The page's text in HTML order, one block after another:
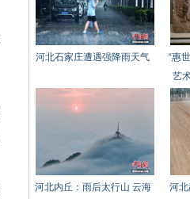
河北石家庄遭遇强降雨天气
“惠
艺
河北内丘：雨后太行山 云海
河